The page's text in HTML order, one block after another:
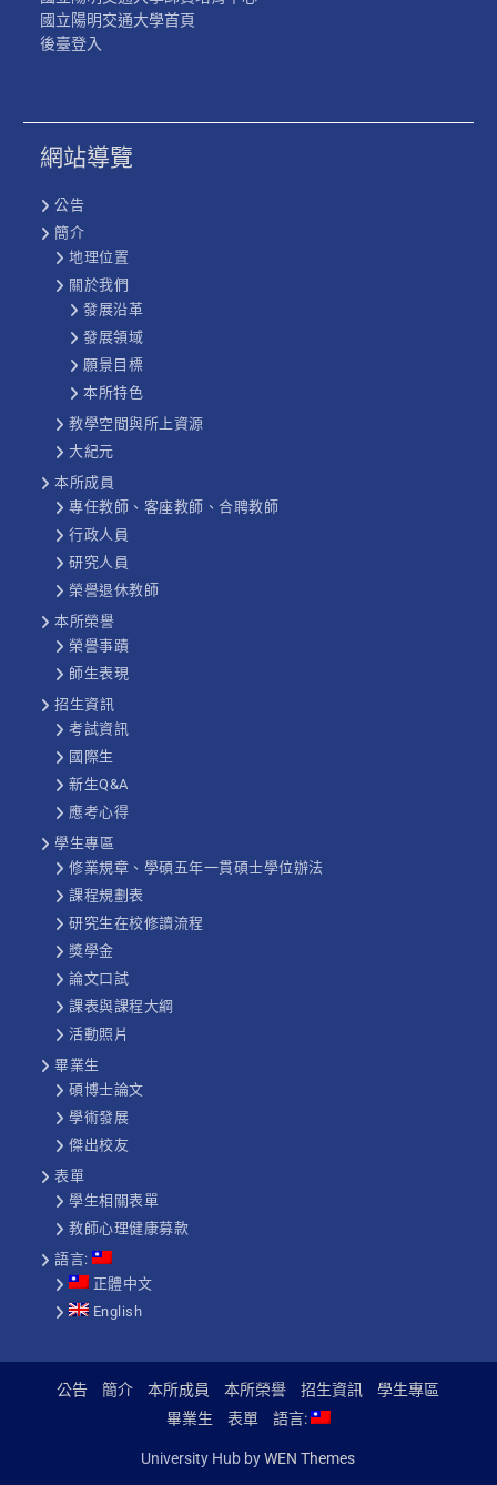
國立陽明交通大學首頁
後臺登入
網站導覽
公告
簡介
地理位置
關於我們
發展沿革
發展領域
願景目標
本所特色
教學空間與所上資源
大紀元
本所成員
專任教師、客座教師、合聘教師
行政人員
研究人員
榮譽退休教師
本所榮譽
榮譽事蹟
師生表現
招生資訊
考試資訊
國際生
新生Q&A
應考心得
學生專區
修業規章、學碩五年一貫碩士學位辦法
課程規劃表
研究生在校修讀流程
獎學金
論文口試
課表與課程大綱
活動照片
畢業生
碩博士論文
學術發展
傑出校友
表單
學生相關表單
教師心理健康募款
語言:
正體中文
English
公告 簡介 本所成員 本所榮譽 招生資訊
學生專區
畢業生
表單 語言:
University Hub byWEN Themes